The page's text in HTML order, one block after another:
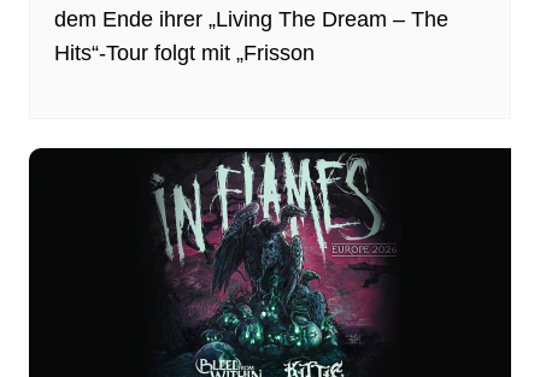
dem Ende ihrer „Living The Dream – The
Hits“-Tour folgt mit „Frisson